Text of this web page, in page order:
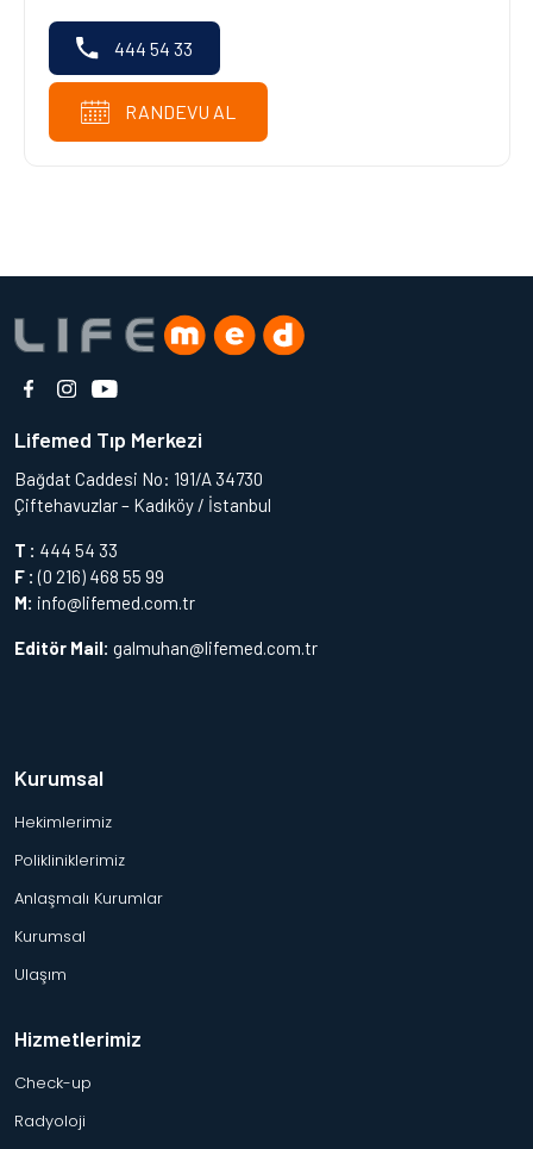
444 54 33
RANDEVU AL
Lifemed Tıp Merkezi
Bağdat Caddesi No: 191/A 34730
Çiftehavuzlar – Kadıköy / İstanbul
T : 444 54 33
F : (0 216) 468 55 99
M: info@lifemed.com.tr
Editör Mail: galmuhan@lifemed.com.tr
Kurumsal
Hekimlerimiz
Polikliniklerimiz
Anlaşmalı Kurumlar
Kurumsal
Ulaşım
Hizmetlerimiz
Check-up
Radyoloji